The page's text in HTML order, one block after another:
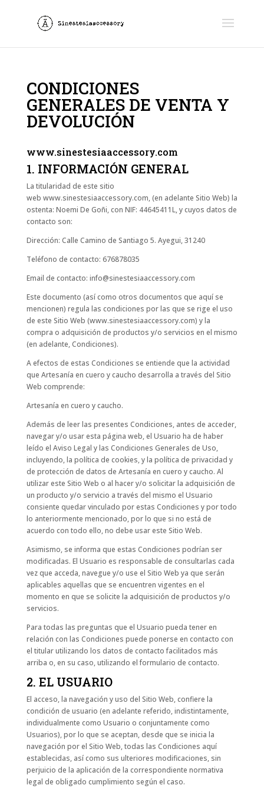
CONDICIONES
GENERALES DE VENTA Y
DEVOLUCIÓN
www.sinestesiaaccessory.com
1. INFORMACIÓN GENERAL
La titularidad de este sitio
web www.sinestesiaaccessory.com, (en adelante Sitio Web) la
ostenta: Noemi De Goñi, con NIF: 44645411L, y cuyos datos de
contacto son:
Dirección: Calle Camino de Santiago 5. Ayegui, 31240
Teléfono de contacto: 676878035
Email de contacto: info@sinestesiaaccessory.com
Este documento (así como otros documentos que aquí se
mencionen) regula las condiciones por las que se rige el uso
de este Sitio Web (www.sinestesiaaccessory.com) y la
compra o adquisición de productos y/o servicios en el mismo
(en adelante, Condiciones).
A efectos de estas Condiciones se entiende que la actividad
que Artesanía en cuero y caucho desarrolla a través del Sitio
Web comprende:
Artesanía en cuero y caucho.
Además de leer las presentes Condiciones, antes de acceder,
navegar y/o usar esta página web, el Usuario ha de haber
leído el Aviso Legal y las Condiciones Generales de Uso,
incluyendo, la política de cookies, y la política de privacidad y
de protección de datos de Artesanía en cuero y caucho. Al
utilizar este Sitio Web o al hacer y/o solicitar la adquisición de
un producto y/o servicio a través del mismo el Usuario
consiente quedar vinculado por estas Condiciones y por todo
lo anteriormente mencionado, por lo que si no está de
acuerdo con todo ello, no debe usar este Sitio Web.
Asimismo, se informa que estas Condiciones podrían ser
modificadas. El Usuario es responsable de consultarlas cada
vez que acceda, navegue y/o use el Sitio Web ya que serán
aplicables aquellas que se encuentren vigentes en el
momento en que se solicite la adquisición de productos y/o
servicios.
Para todas las preguntas que el Usuario pueda tener en
relación con las Condiciones puede ponerse en contacto con
el titular utilizando los datos de contacto facilitados más
arriba o, en su caso, utilizando el formulario de contacto.
2. EL USUARIO
El acceso, la navegación y uso del Sitio Web, confiere la
condición de usuario (en adelante referido, indistintamente,
individualmente como Usuario o conjuntamente como
Usuarios), por lo que se aceptan, desde que se inicia la
navegación por el Sitio Web, todas las Condiciones aquí
establecidas, así como sus ulteriores modificaciones, sin
perjuicio de la aplicación de la correspondiente normativa
legal de obligado cumplimiento según el caso.